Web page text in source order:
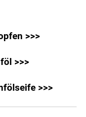
>>>
>>>
>>>